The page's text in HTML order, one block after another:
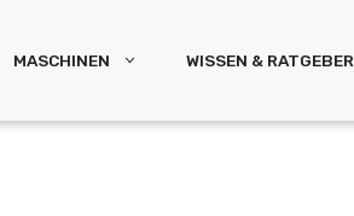
MASCHINEN WISSEN & RATGEBER